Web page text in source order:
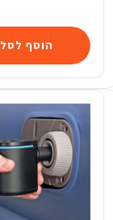
הוסף לסל